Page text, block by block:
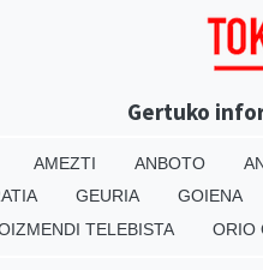
Gertuko
AMEZTI ANBOTO
GEURIA GOIENA
TELEBISTA ORIO